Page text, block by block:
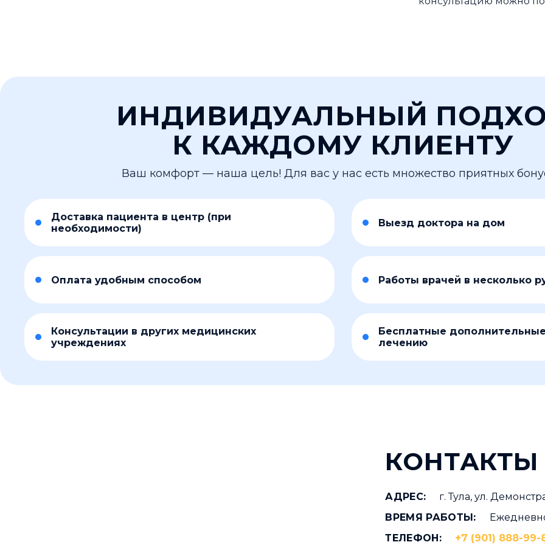
ИНДИВИДУАЛЬНЫЙ
К КАЖДОМУ КЛИЕНТУ
Ваш комфорт — наша цель! Для вас у нас есть множество приятных
Доставка пациента в центр (при
необходимости)
Оплата удобным способом
Консультации в других медицинских
учреждениях
Выезд доктора на дом
Работы врачей в несколько
Бесплатные
лечению
КОНТАКТЫ
АДРЕС:
г. Тула, ул.
ВРЕМЯ РАБОТЫ:
ТЕЛЕФОН:
+7 (901) 888-99-